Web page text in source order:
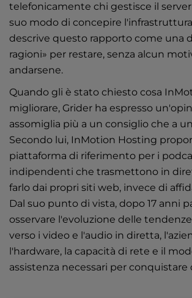
telefonicamente chi gestisce il
suo modo di concepire
descrive questo rapporto come una
ragioni» per restare, senza alcun
andarsene.
Quando gli è stato chiesto cosa
migliorare, Grider ha espresso
assomiglia più a un consiglio che a
Secondo lui, InMotion Hosting
piattaforma di riferimento per i
indipendenti che trasmettono in
farlo dai propri siti web, invece di
Dal suo punto di vista, dopo 17 anni
osservare l'evoluzione delle
verso i video e l'audio in diretta,
l'hardware, la capacità di rete e il
assistenza necessari per